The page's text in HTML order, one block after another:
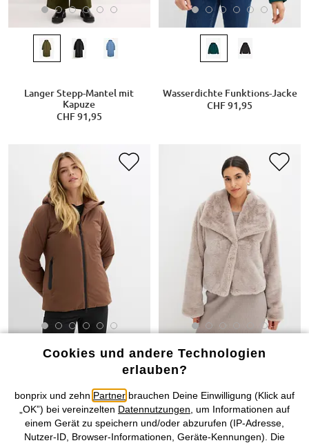
Langer Stepp-Mantel mit
Kapuze
CHF 91,95
Wasserdichte Funktions-Jacke
CHF 91,95
Skijacke, mit Schneefang
CHF 138,95
Fellimitat-Jacke
CHF 62,95
Cookies und andere Technologien
erlauben?
bonprix und zehn Partner brauchen Deine Einwilligung (Klick auf
„OK”) bei vereinzelten Datennutzungen , um Informationen auf
einem Gerät zu speichern und/oder abzurufen (IP-Adresse,
Nutzer-ID, Browser-Informationen, Geräte-Kennungen). Die